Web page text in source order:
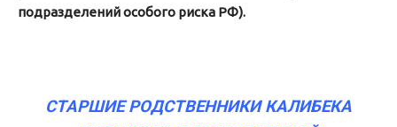
подразделений особого риска РФ).
СТАРШИЕ РОДСТВЕННИКИ КАЛИБЕКА